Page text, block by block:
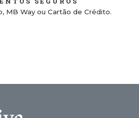
MB Way ou Cartão de Crédito.